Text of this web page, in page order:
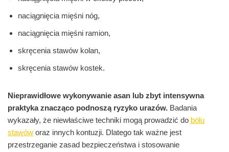
naciągnięcia mięśni nóg,
naciągnięcia mięśni ramion,
skręcenia stawów kolan,
skręcenia stawów kostek.
Nieprawidłowe wykonywanie asan lub zbyt intensywna
praktyka znacząco podnoszą ryzyko urazów. Badania
wykazały, że niewłaściwe techniki mogą prowadzić do bólu
stawów oraz innych kontuzji. Dlatego tak ważne jest
przestrzeganie zasad bezpieczeństwa i stosowanie